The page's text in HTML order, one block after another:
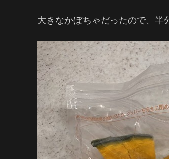
大きなかぼちゃだったので、半